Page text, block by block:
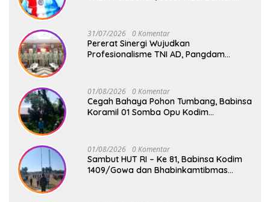
31/07/2026 0 Komentar
Pererat Sinergi Wujudkan
Profesionalisme TNI AD, Pangdam
01/08/2026 0 Komentar
Cegah Bahaya Pohon Tumbang, Babinsa
Koramil 01 Somba Opu Kodim
Baddo
01/08/2026 0 Komentar
Sambut HUT RI – Ke 81, Babinsa Kodim
1409/Gowa dan Bhabinkamtibmas